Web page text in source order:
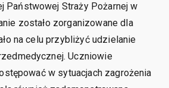
Państwowej Straży Pożarnej w
zostało zorganizowane dla
na celu przybliżyć udzielanie
Uczniowie
w sytuacjach zagrożenia